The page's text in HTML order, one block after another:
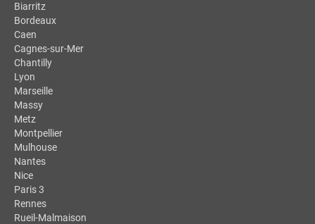
Biarritz
Bordeaux
Caen
Cagnes-sur-Mer
Chantilly
Lyon
Marseille
Massy
Metz
Montpellier
Mulhouse
Nantes
Nice
Paris 3
Rennes
Rueil-Malmaison